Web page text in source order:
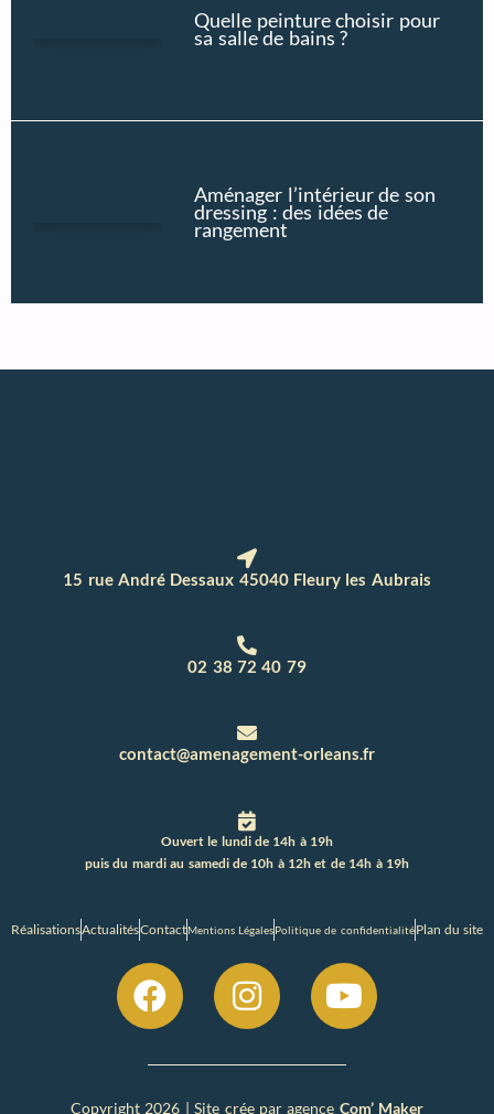
Quelle peinture choisir pour
sa salle de bains ?
Aménager l’intérieur de son
dressing : des idées de
rangement
15 rue André Dessaux 45040 Fleury les Aubrais
02 38 72 40 79
contact@amenagement-orleans.fr
Ouvert le lundi de 14h à 19h
puis du mardi au samedi de 10h à 12h et de 14h à 19h
RéalisationsActualitésContactMentions LégalesPolitique de confidentialitéPlan du site
Copyright 2026 | Site crée par agence Com’ Maker